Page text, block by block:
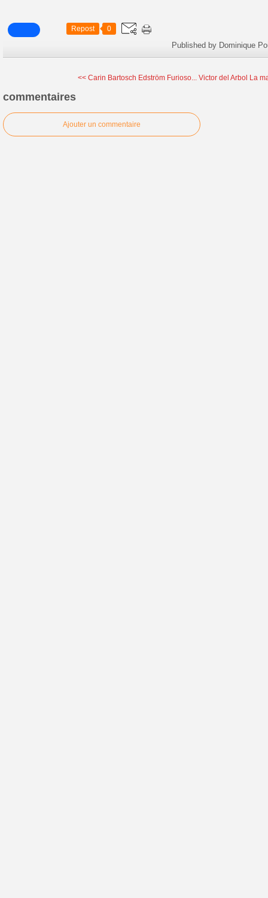
Repost 0
Published by Dominique
<< Carin Bartosch Edström Furioso... Victor del Arbol La
commentaires
Ajouter un commentaire